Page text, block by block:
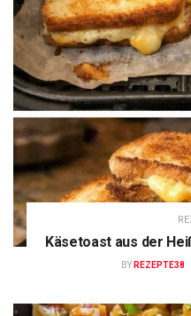
Käsetoast aus der
BY REZEPTE38